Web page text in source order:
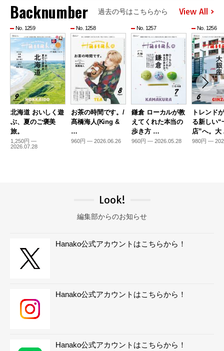
Backnumber 過去の号はこちらから View All
No. 1259
北海道 おいしく遊
ぶ、夏のご褒美
旅。
1,250円 —
2026.07.28
No. 1258
お茶の時間です。/
髙橋海人(King &
…
960円 — 2026.06.26
No. 1257
鎌倉 ローカルが教
えてくれた本当の
歩き方 …
960円 — 2026.05.28
No. 1256
トレンド
る新しい“
店”へ。
980円 —
Look!
編集部からのお知らせ
Hanako公式アカウントはこちらから！
Hanako公式アカウントはこちらから！
Hanako公式アカウントはこちらから！